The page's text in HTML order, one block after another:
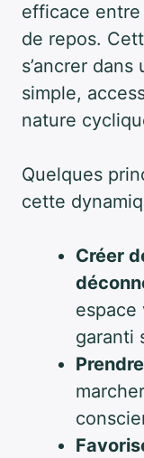
efficace entre
de repos.
s’ancrer dans
simple,
nature
Quelques
cette
Créer
espace
garanti